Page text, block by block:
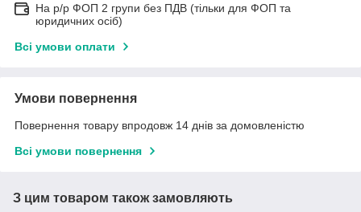
На р/р ФОП 2 групи без ПДВ (тільки для ФОП та
юридичних осіб)
Всі умови оплати
Умови повернення
Повернення товару впродовж 14 днів за домовленістю
Всі умови повернення
З цим товаром також замовляють